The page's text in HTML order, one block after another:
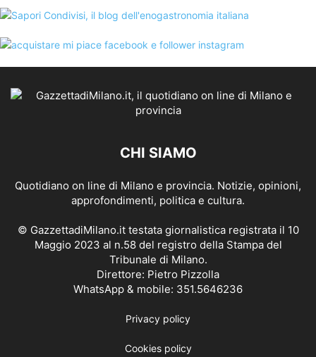
CHI SIAMO
Quotidiano on line di Milano e provincia. Notizie, opinioni,
approfondimenti, politica e cultura.
© GazzettadiMilano.it testata giornalistica registrata il 10
Maggio 2023 al n.58 del registro della Stampa del
Tribunale di Milano.
Direttore: Pietro Pizzolla
WhatsApp & mobile: 351.5646236
Privacy policy
Cookies policy